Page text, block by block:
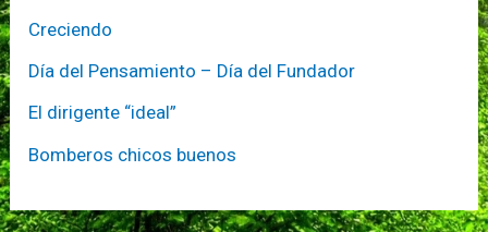
Creciendo
Día del Pensamiento – Día del Fundador
El dirigente “ideal”
Bomberos chicos buenos